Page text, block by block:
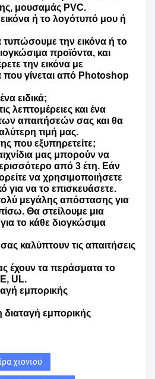
μουσαμάς PVC.
ή το λογότυπό μου ή
την εικόνα ή το
προϊόντα, και
την εικόνα με
γίνεται από Photoshop
ειδικά;
λεπτομέρειες και ένα
απαιτήσεών σας και θα
τιμή μας.
που εξυπηρετείτε;
μας μπορούν να
από 3 έτη. Εάν
να χρησιμοποιήσετε
για να το επισκευάσετε.
μεγάλης απόστασης για
Θα στείλουμε μια
το κάθε διογκώσιμα
καλύπτουν τις απαιτήσεις
έχουν τα περάσματα το
UL.
εμπορικής
εμπορικής
χιονιού